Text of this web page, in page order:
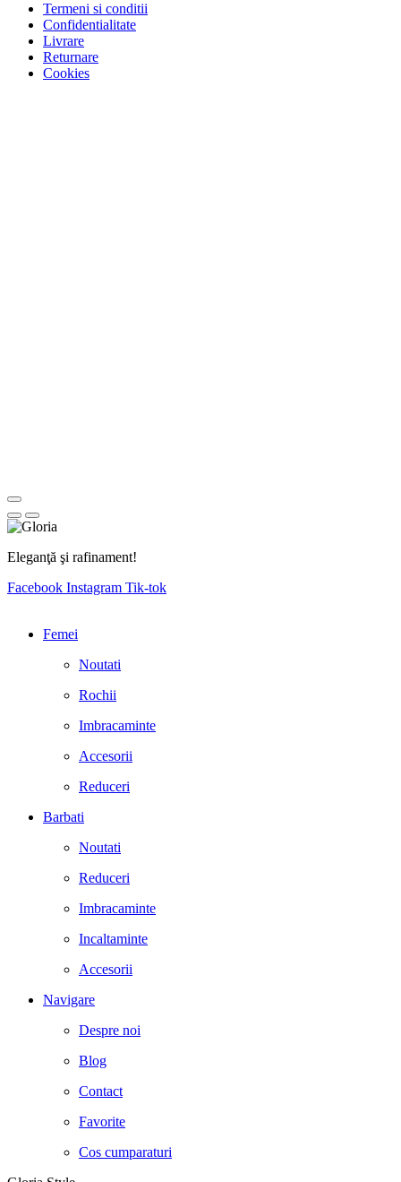
Termeni si conditii
Confidentialitate
Livrare
Returnare
Cookies
Eleganţă şi rafinament!
Facebook Instagram Tik-tok
Femei
Noutati
Rochii
Imbracaminte
Accesorii
Reduceri
Barbati
Noutati
Reduceri
Imbracaminte
Incaltaminte
Accesorii
Navigare
Despre noi
Blog
Contact
Favorite
Cos cumparaturi